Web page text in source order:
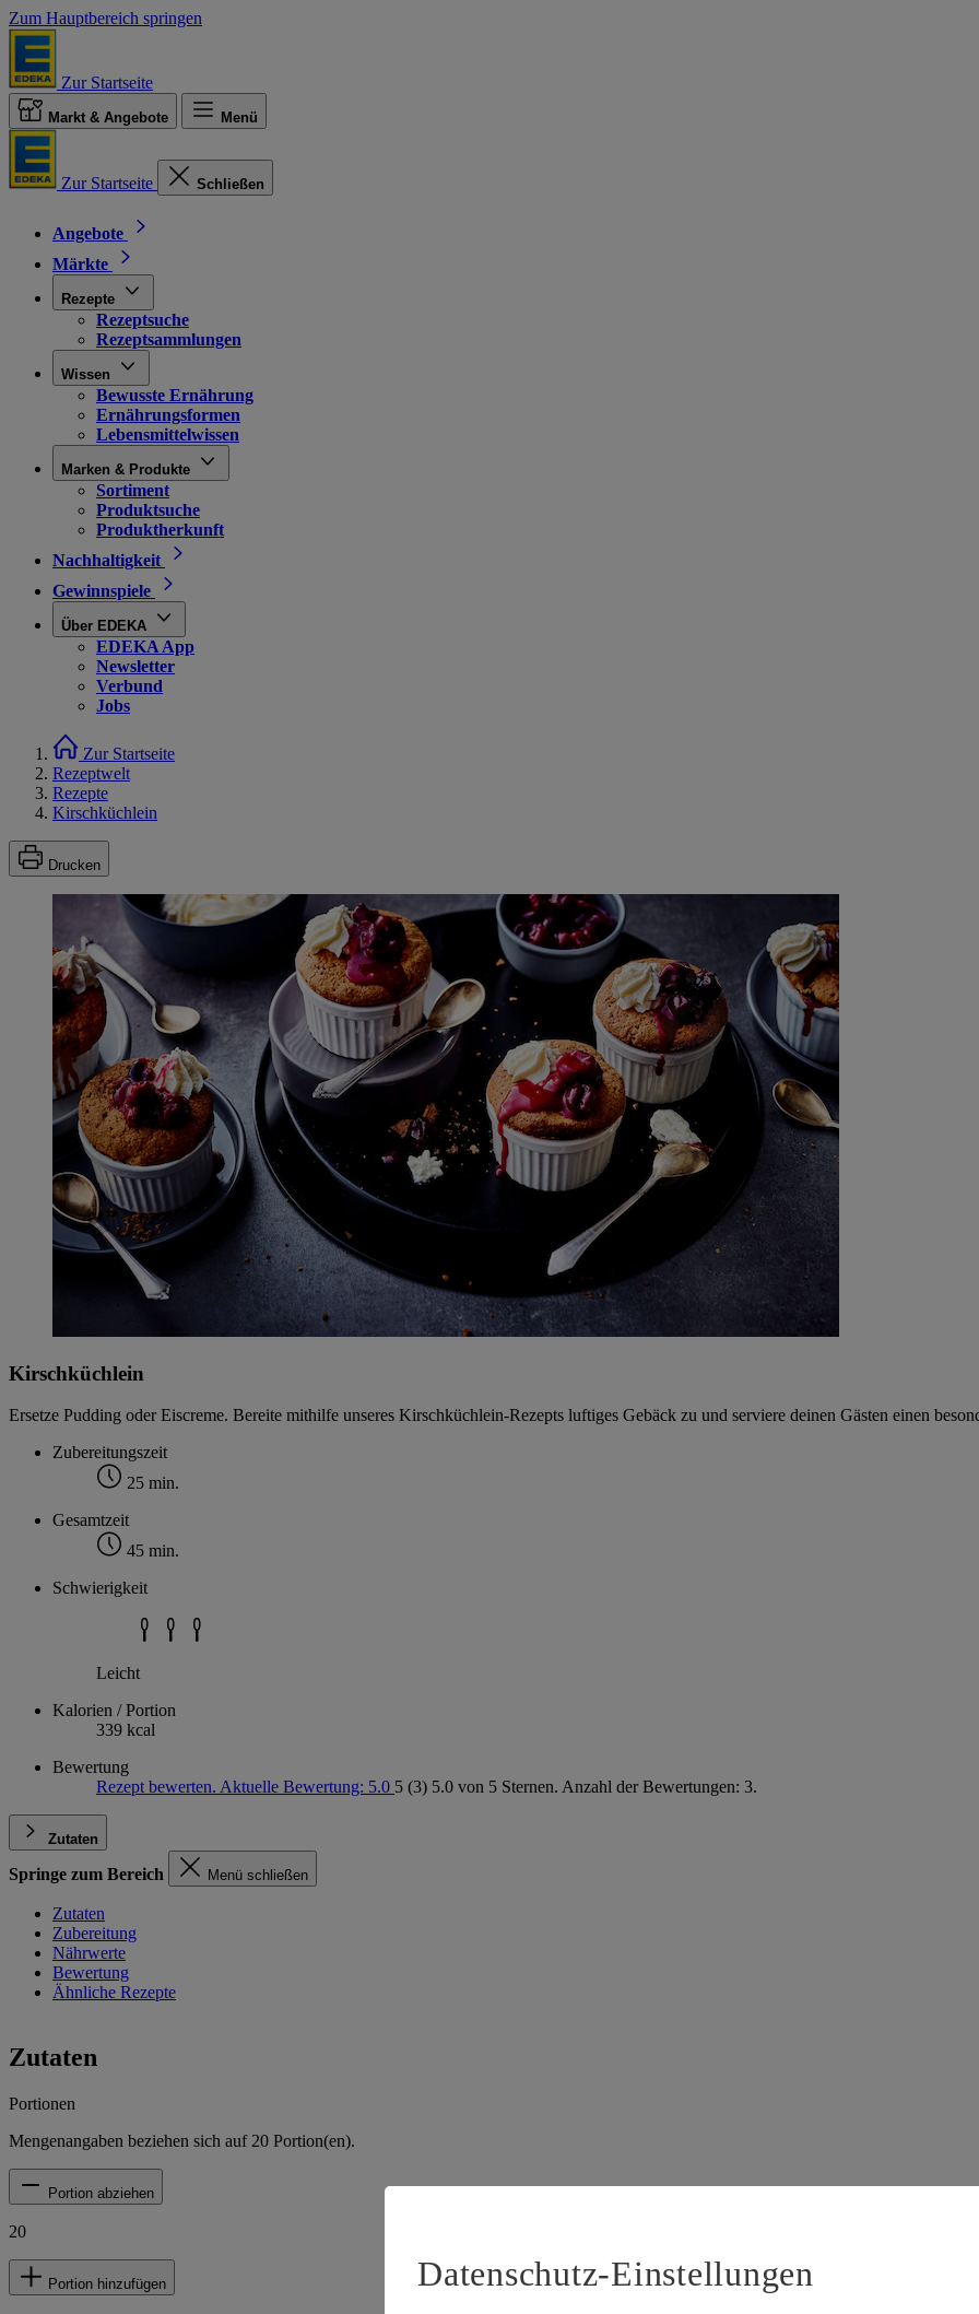
Zum Hauptbereich springen
Zur Startseite
Markt & Angebote Menü
Zur Startseite Schließen
Angebote
Märkte
Rezepte
Rezeptsuche
Rezeptsammlungen
Wissen
Bewusste Ernährung
Ernährungsformen
Lebensmittelwissen
Marken & Produkte
Sortiment
Produktsuche
Produktherkunft
Nachhaltigkeit
Gewinnspiele
Über EDEKA
EDEKA App
Newsletter
Verbund
Jobs
Zur Startseite
Rezeptwelt
Rezepte
Kirschküchlein
Drucken
Kirschküchlein
Ersetze Pudding oder Eiscreme. Bereite mithilfe unseres Kirschküchlein-Rezepts luftiges Gebäck zu und serviere deinen Gästen einen
Zubereitungszeit
25 min.
Gesamtzeit
45 min.
Schwierigkeit
Leicht
Kalorien / Portion
339 kcal
Bewertung
Rezept bewerten. Aktuelle Bewertung: 5.0 5 (3) 5.0 von 5 Sternen. Anzahl der Bewertungen: 3.
Zutaten
Springe zum Bereich Menü schließen
Zutaten
Zubereitung
Nährwerte
Bewertung
Ähnliche Rezepte
Zutaten
Portionen
Mengenangaben beziehen sich auf 20 Portion(en).
Portion abziehen
20
Portion hinzufügen Datenschutz-Einstellungen